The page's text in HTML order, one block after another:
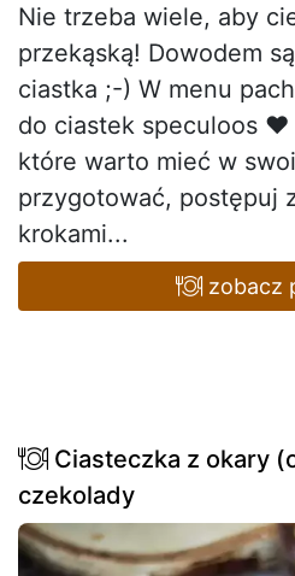
Nie trzeba wiele, aby
przekąską! Dowodem
ciastka ;-) W menu
do ciastek speculoos ♥
które warto mieć w
przygotować, postępuj
krokami...
zobacz
Ciasteczka z okary
czekolady